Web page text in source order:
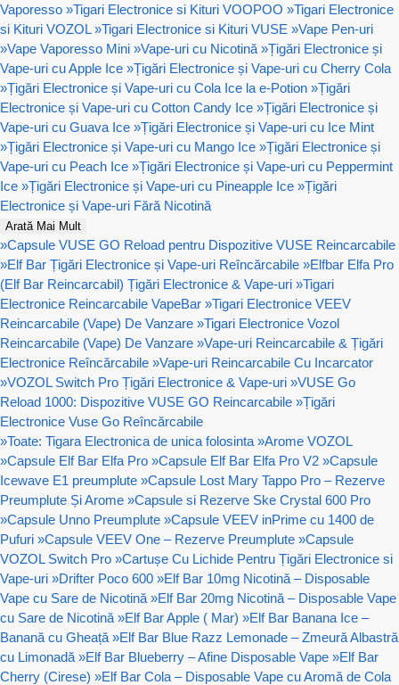
Vaporesso »Tigari Electronice si Kituri VOOPOO »Tigari Electronice
si Kituri VOZOL »Tigari Electronice si Kituri VUSE »Vape Pen-uri
»Vape Vaporesso Mini »Vape-uri cu Nicotină »Țigări Electronice și
Vape-uri cu Apple Ice »Țigări Electronice și Vape-uri cu Cherry Cola
»Țigări Electronice și Vape-uri cu Cola Ice la e-Potion »Țigări
Electronice și Vape-uri cu Cotton Candy Ice »Țigări Electronice și
Vape-uri cu Guava Ice »Țigări Electronice și Vape-uri cu Ice Mint
»Țigări Electronice și Vape-uri cu Mango Ice »Țigări Electronice și
Vape-uri cu Peach Ice »Țigări Electronice și Vape-uri cu Peppermint
Ice »Țigări Electronice și Vape-uri cu Pineapple Ice »Țigări
Electronice și Vape-uri Fără Nicotină
Arată Mai Mult
»Capsule VUSE GO Reload pentru Dispozitive VUSE Reincarcabile
»Elf Bar Țigări Electronice și Vape-uri Reîncărcabile »Elfbar Elfa Pro
(Elf Bar Reincarcabil) Țigări Electronice & Vape-uri »Tigari
Electronice Reincarcabile VapeBar »Tigari Electronice VEEV
Reincarcabile (Vape) De Vanzare »Tigari Electronice Vozol
Reincarcabile (Vape) De Vanzare »Vape-uri Reincarcabile & Țigări
Electronice Reîncărcabile »Vape-uri Reincarcabile Cu Incarcator
»VOZOL Switch Pro Țigări Electronice & Vape-uri »VUSE Go
Reload 1000: Dispozitive VUSE GO Reincarcabile »Țigări
Electronice Vuse Go Reîncărcabile
»Toate: Tigara Electronica de unica folosinta »Arome VOZOL
»Capsule Elf Bar Elfa Pro »Capsule Elf Bar Elfa Pro V2 »Capsule
Icewave E1 preumplute »Capsule Lost Mary Tappo Pro – Rezerve
Preumplute Și Arome »Capsule si Rezerve Ske Crystal 600 Pro
»Capsule Unno Preumplute »Capsule VEEV inPrime cu 1400 de
Pufuri »Capsule VEEV One – Rezerve Preumplute »Capsule
VOZOL Switch Pro »Cartușe Cu Lichide Pentru Țigări Electronice si
Vape-uri »Drifter Poco 600 »Elf Bar 10mg Nicotină – Disposable
Vape cu Sare de Nicotină »Elf Bar 20mg Nicotină – Disposable Vape
cu Sare de Nicotină »Elf Bar Apple ( Mar) »Elf Bar Banana Ice –
Banană cu Gheață »Elf Bar Blue Razz Lemonade – Zmeură Albastră
cu Limonadă »Elf Bar Blueberry – Afine Disposable Vape »Elf Bar
Cherry (Cirese) »Elf Bar Cola – Disposable Vape cu Aromă de Cola